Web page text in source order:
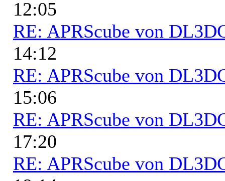
12:05
RE: APRScube von
14:12
RE: APRScube von
15:06
RE: APRScube von
17:20
RE: APRScube von